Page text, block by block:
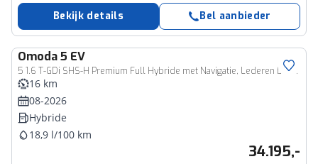
Bekijk details Bel aanbieder
Omoda5 EV
5 1.6 T-GDi SHS-H Premium Full Hybride met Navigatie, Lederen bekleding en Camera Nu met 3000 euro Inruil/WK-voordeel
16 km
08-2026
Hybride
18,9 l/100 km
34.195,-